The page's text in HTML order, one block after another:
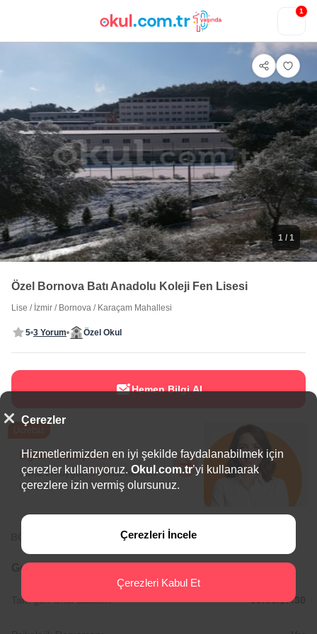
1
1 / 1
Özel Bornova Batı Anadolu Koleji Fen Lisesi
Lise / İzmir / Bornova / Karaçam Mahallesi
5 3 Yorum Özel Okul
Hemen Bilgi Al
Eğitim Danışmanı
Sana en uygun5 okuluhemen
bulalım.
BÖLGEDE ÖNE ÇIKAN OKULLAR
Genel Bilgiler
Tam gün Okul Saatleri: 09:00/17:30
Çerezler
Hizmetlerimizden en iyi şekilde faydalanabilmek için
çerezler kullanıyoruz. Okul.com.tr’yi kullanarak
çerezlere izin vermiş olursunuz.
Çerezleri İncele
Çerezleri Kabul Et